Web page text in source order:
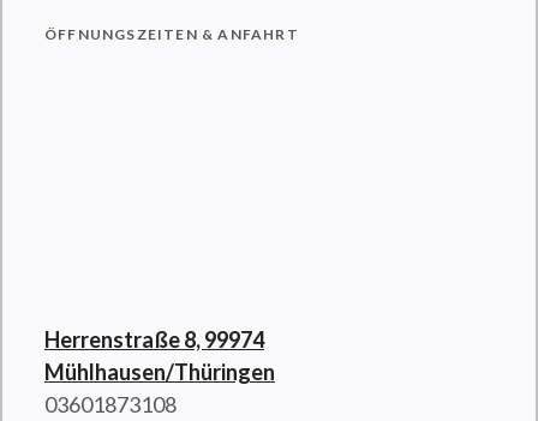
ÖFFNUNGSZEITEN & ANFAHRT
Herrenstraße 8, 99974
Mühlhausen/Thüringen
03601873108